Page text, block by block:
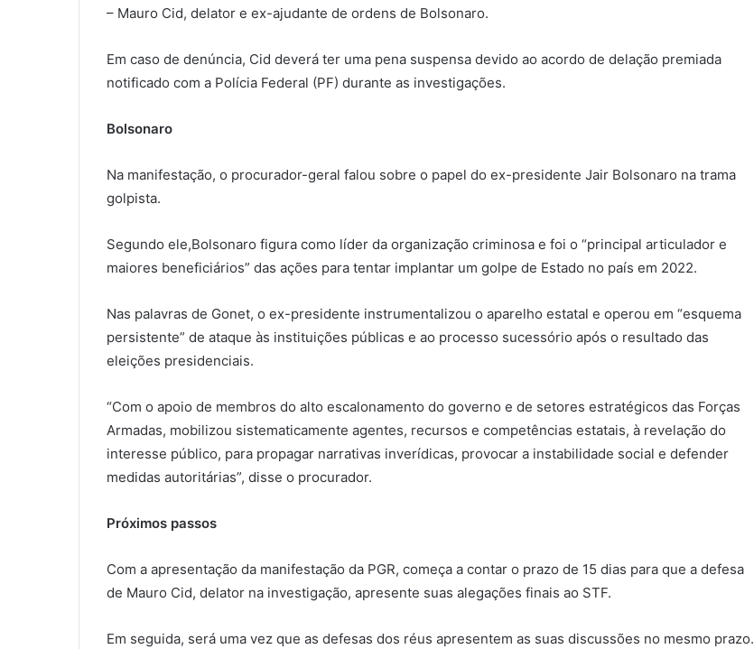
– Mauro Cid, delator e ex-ajudante de ordens de Bolsonaro.
Em caso de denúncia, Cid deverá ter uma pena suspensa devido ao acordo de delação premiada
notificado com a Polícia Federal (PF) durante as investigações.
Bolsonaro
Na manifestação, o procurador-geral falou sobre o papel do ex-presidente Jair Bolsonaro na trama
golpista.
Segundo ele,Bolsonaro figura como líder da organização criminosa e foi o “principal articulador e
maiores beneficiários” das ações para tentar implantar um golpe de Estado no país em 2022.
Nas palavras de Gonet, o ex-presidente instrumentalizou o aparelho estatal e operou em “esquema
persistente” de ataque às instituições públicas e ao processo sucessório após o resultado das
eleições presidenciais.
“Com o apoio de membros do alto escalonamento do governo e de setores estratégicos das Forças
Armadas, mobilizou sistematicamente agentes, recursos e competências estatais, à revelação do
interesse público, para propagar narrativas inverídicas, provocar a instabilidade social e defender
medidas autoritárias”, disse o procurador.
Próximos passos
Com a apresentação da manifestação da PGR, começa a contar o prazo de 15 dias para que a defesa
de Mauro Cid, delator na investigação, apresente suas alegações finais ao STF.
Em seguida, será uma vez que as defesas dos réus apresentem as suas discussões no mesmo prazo.